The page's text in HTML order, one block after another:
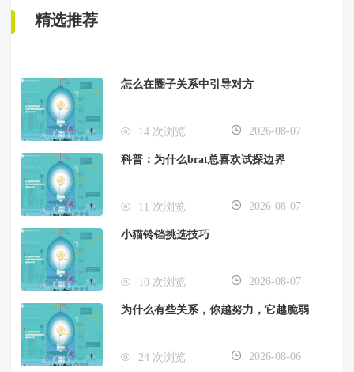
精选推荐
怎么在圈子关系中引导对方
14 次浏览 2026-08-07
科普：为什么brat总喜欢试探边界
11 次浏览 2026-08-07
小猫铃铛挑选技巧
10 次浏览 2026-08-07
为什么有些关系，你越努力，它越脆弱
24 次浏览 2026-08-06